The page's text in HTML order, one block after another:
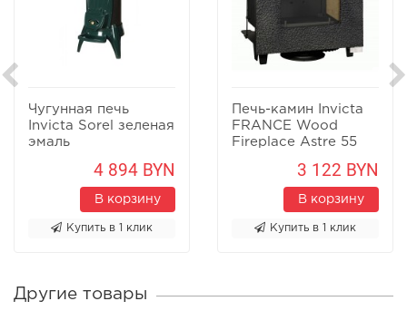
Чугунная печь
Invicta Sorel зеленая
эмаль
4 894 BYN
В корзину
Купить в 1 клик
Печь-камин Invicta
FRANCE Wood
Fireplace Astre 55
3 122 BYN
В корзину
Купить в 1 клик
Другие товары